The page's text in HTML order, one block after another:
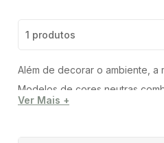
1 produtos
Além de decorar o ambiente,
Modelos de cores neutras
Para definir a mesa perfeita
Ver Mais +